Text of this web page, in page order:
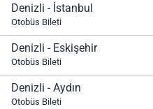
Denizli - İstanbul
Otobüs Bileti
Denizli - Eskişehir
Otobüs Bileti
Denizli - Aydın
Otobüs Bileti